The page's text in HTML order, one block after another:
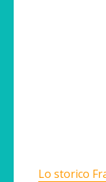
Lo storico